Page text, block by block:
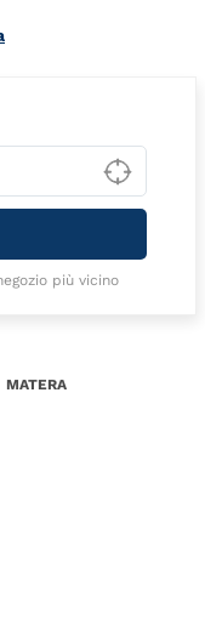
Type
più vicino
MATERA